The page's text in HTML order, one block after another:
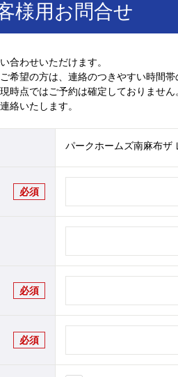
様用お問合せ
合わせいただけます。
希望の方は、連絡のつきやすい時間
時点ではご予約は確定しておりません
絡いたします。
パークホームズ南麻布ザ
必須
必須
必須